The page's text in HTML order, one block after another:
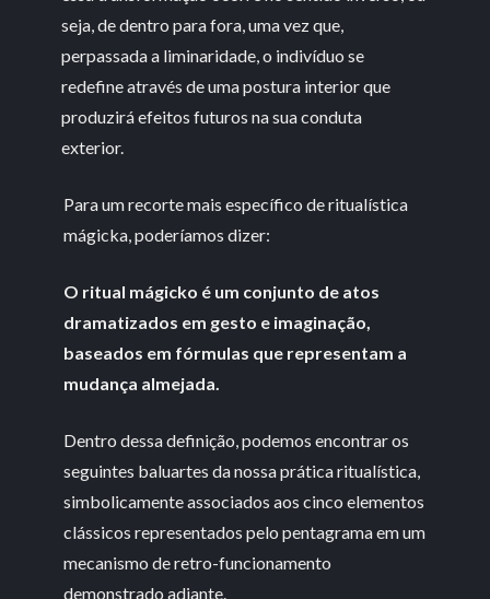
seja, de dentro para fora, uma vez que,
perpassada a liminaridade, o indivíduo se
redefine através de uma postura interior que
produzirá efeitos futuros na sua conduta
exterior.
Para um recorte mais específico de ritualística
mágicka, poderíamos dizer:
O ritual mágicko é um conjunto de atos
dramatizados em gesto e imaginação,
baseados em fórmulas que representam a
mudança almejada.
Dentro dessa definição, podemos encontrar os
seguintes baluartes da nossa prática ritualística,
simbolicamente associados aos cinco elementos
clássicos representados pelo pentagrama em um
mecanismo de retro-funcionamento
demonstrado adiante.